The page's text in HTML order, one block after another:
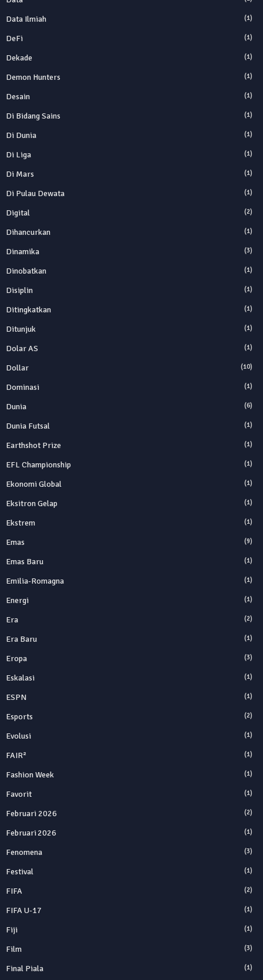
Data Ilmiah (1)
DeFi (1)
Dekade (1)
Demon Hunters (1)
Desain (1)
Di Bidang Sains (1)
Di Dunia (1)
Di Liga (1)
Di Mars (1)
Di Pulau Dewata (1)
Digital (2)
Dihancurkan (1)
Dinamika (3)
Dinobatkan (1)
Disiplin (1)
Ditingkatkan (1)
Ditunjuk (1)
Dolar AS (1)
Dollar (10)
Dominasi (1)
Dunia (6)
Dunia Futsal (1)
Earthshot Prize (1)
EFL Championship (1)
Ekonomi Global (1)
Eksitron Gelap (1)
Ekstrem (1)
Emas (9)
Emas Baru (1)
Emilia-Romagna (1)
Energi (1)
Era (2)
Era Baru (1)
Eropa (3)
Eskalasi (1)
ESPN (1)
Esports (2)
Evolusi (1)
FAIR² (1)
Fashion Week (1)
Favorit (1)
Februari 2026 (2)
Februari 2026 (1)
Fenomena (3)
Festival (1)
FIFA (2)
FIFA U-17 (1)
Fiji (1)
Film (3)
Final Piala (1)